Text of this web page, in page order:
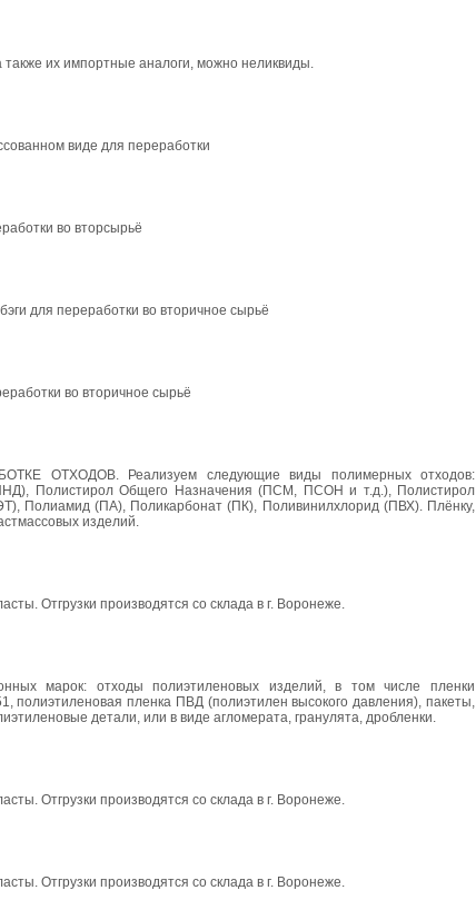
их импортные аналоги, можно неликвиды.
виде для переработки
во вторсырьё
для переработки во вторичное сырьё
во вторичное сырьё
ОТХОДОВ. Реализуем следующие виды полимерных отходов:
Полистирол Общего Назначения (ПСМ, ПСОН и т.д.), Полистирол
Полиамид (ПА), Поликарбонат (ПК), Поливинилхлорид (ПВХ). Плёнку,
изделий.
Отгрузки производятся со склада в г. Воронеже.
марок: отходы полиэтиленовых изделий, в том числе пленки
пленка ПВД (полиэтилен высокого давления), пакеты,
детали, или в виде агломерата, гранулята, дробленки.
Отгрузки производятся со склада в г. Воронеже.
Отгрузки производятся со склада в г. Воронеже.